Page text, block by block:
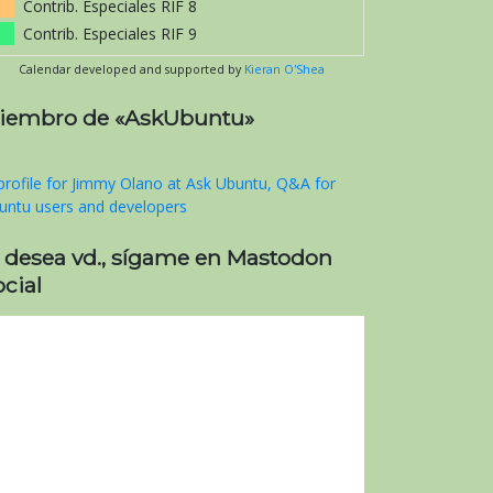
Contrib. Especiales RIF 8
Contrib. Especiales RIF 9
Calendar developed and supported by Kieran O'Shea
de «AskUbuntu»
desea vd., sígame en Mastodon